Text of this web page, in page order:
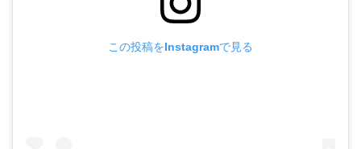
この投稿をInstagramで見る